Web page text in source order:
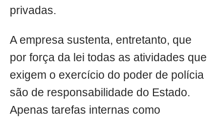
privadas.
A empresa sustenta, entretanto, que
por força da lei todas as atividades que
exigem o exercício do poder de polícia
são de responsabilidade do Estado.
Apenas tarefas internas como